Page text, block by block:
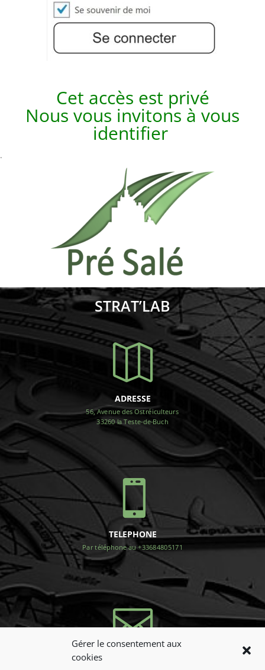
Gérer le consentement aux
cookies
Cet accès est privé
Nous vous invitons à vous
identifier
.
STRAT’LAB

ADRESSE
56, Avenue des Ostréiculteurs
33260 la Teste-de-Buch

TELEPHONE
Par téléphone au +33684805171

NOUS CONTACTER